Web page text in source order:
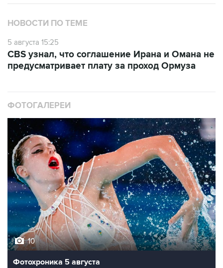
НОВОСТИ ПО ТЕМЕ
5 августа 15:25
CBS узнал, что соглашение Ирана и Омана не
предусматривает плату за проход Ормуза
ФОТОГАЛЕРЕИ
10
Фотохроника 5 августа